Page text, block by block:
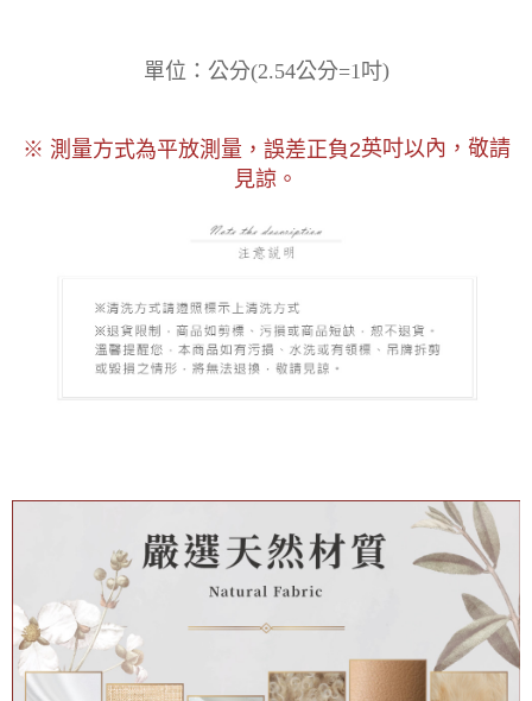
單位： 公分(2.54公分=1吋)
※ 測量方式為平放測量，誤差正負2英吋以內，敬請
見諒。